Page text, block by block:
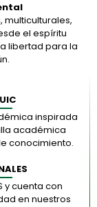
multiculturales,
el espíritu
libertad para la
inspirada
académica
conocimiento.
y cuenta con
en nuestros